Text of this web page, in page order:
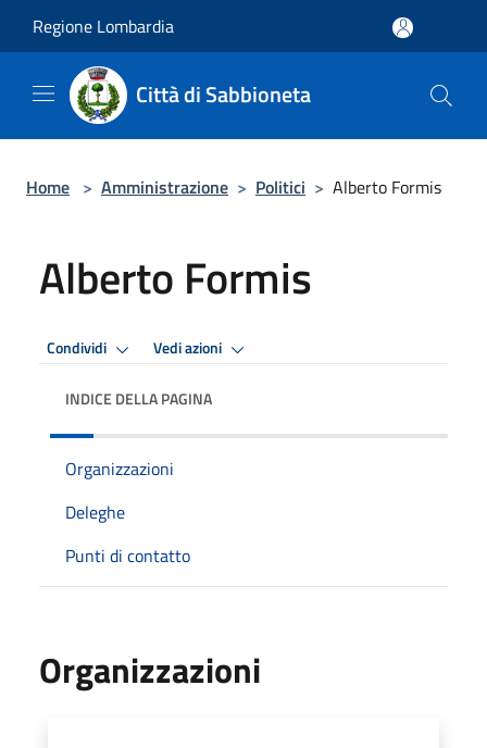
Regione Lombardia
Città di Sabbioneta
Home > Amministrazione > Politici > Alberto Formis
Alberto Formis
Condividi Vedi azioni
INDICE DELLA PAGINA
Organizzazioni
Deleghe
Punti di contatto
Organizzazioni